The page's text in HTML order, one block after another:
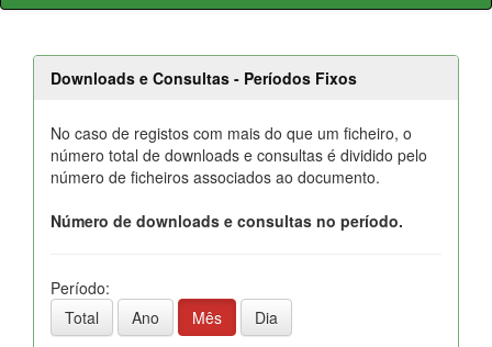
Downloads e Consultas - Períodos Fixos
No caso de registos com mais do que um ficheiro, o
número total de downloads e consultas é dividido pelo
número de ficheiros associados ao documento.
Número de downloads e consultas no período.
Período:
Total
Ano Mês Dia